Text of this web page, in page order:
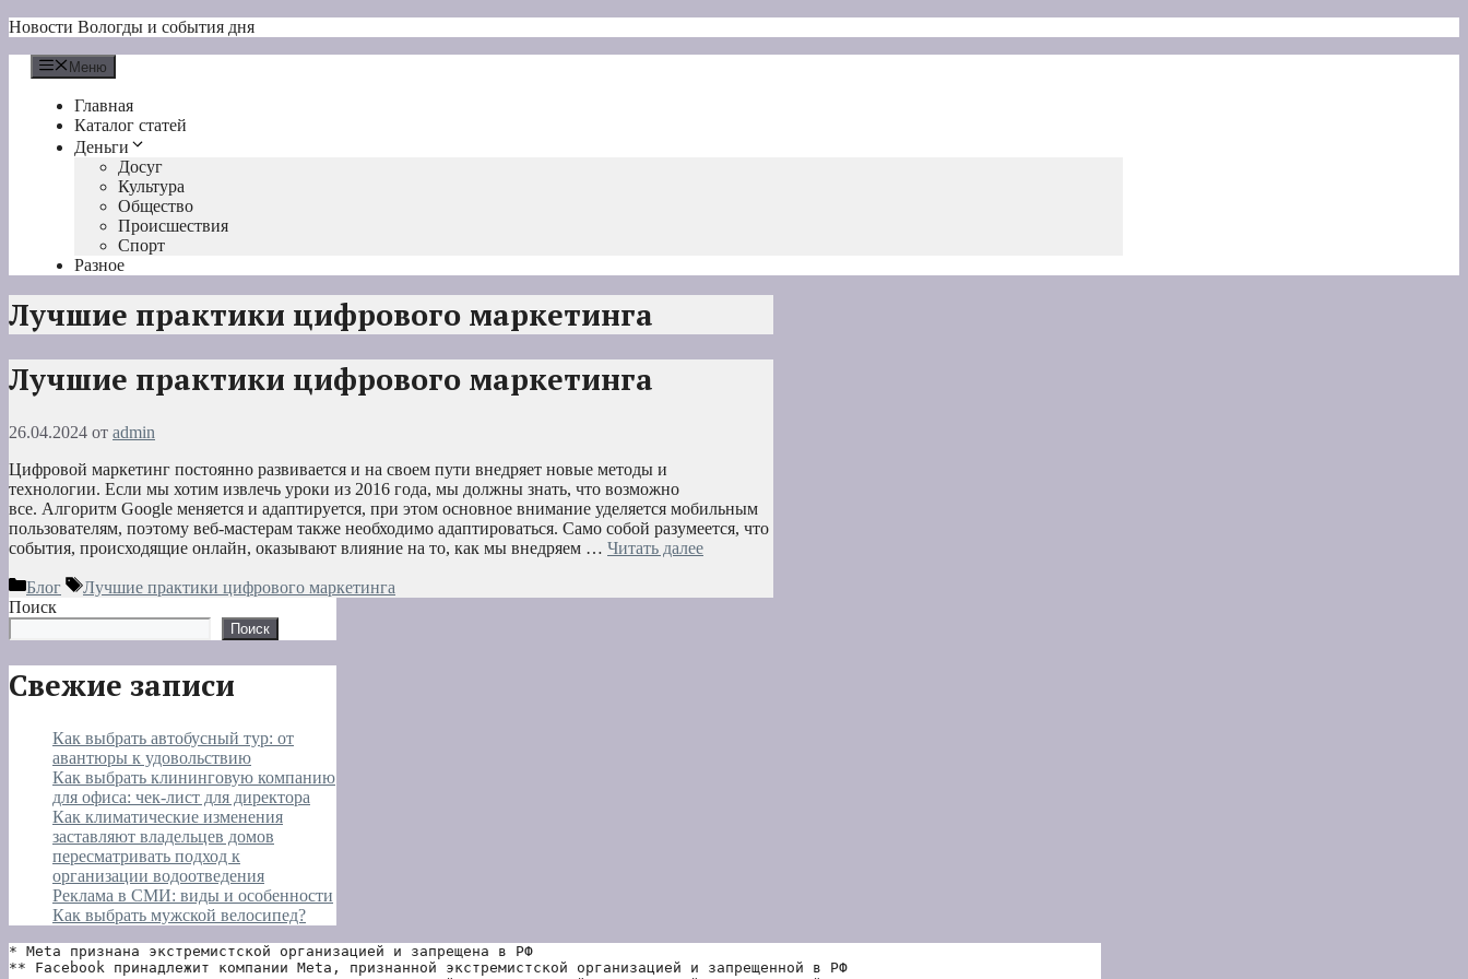
Перейти
содержимому
Новости Вологды и события дня
Меню
Главная
Каталог статей
Деньги
Досуг
Культура
Общество
Происшествия
Спорт
Разное
Лучшие практики цифрового маркетинга
Лучшие практики цифрового маркетинга
26.04.2024 от admin
Цифровой маркетинг постоянно развивается и на своем пути внедряет новые методы и
технологии. Если мы хотим извлечь уроки из 2016 года, мы должны знать, что возможно
все. Алгоритм Google меняется и адаптируется, при этом основное внимание уделяется мобильным
пользователям, поэтому веб-мастерам также необходимо адаптироваться. Само собой разумеется, что
события, происходящие онлайн, оказывают влияние на то, как мы внедряем … Читать далее
Рубрики
Блог Метки
Лучшие практики цифрового маркетинга
Поиск
Поиск
Свежие записи
Как выбрать автобусный тур: от
авантюры к удовольствию
Как выбрать клининговую компанию
для офиса: чек-лист для директора
Как климатические изменения
заставляют владельцев домов
пересматривать подход к
организации водоотведения
Реклама в СМИ: виды и особенности
Как выбрать мужской велосипед?
* Meta признана экстремистской организацией и запрещена в РФ
** Facebook принадлежит компании Meta, признанной экстремистской организацией и запрещенной в РФ